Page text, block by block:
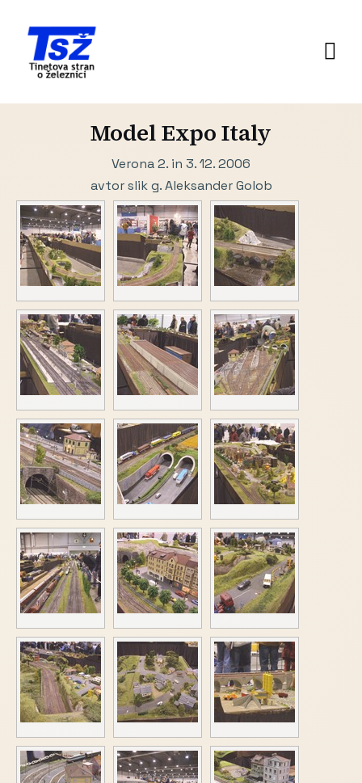
Model Expo Italy
Verona 2. in 3. 12. 2006
avtor slik g. Aleksander Golob